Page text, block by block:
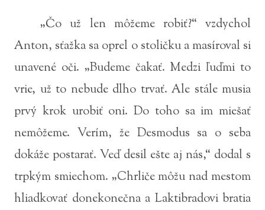
„Čo už len môžeme robiť?“ vzdychol
Anton, sťažka sa oprel o stoličku a masíroval si
unavené oči. „Budeme čakať. Medzi ľuďmi to
vrie, už to nebude dlho trvať. Ale stále musia
prvý krok urobiť oni. Do toho sa im miešať
nemôžeme. Verím, že Desmodus sa o seba
dokáže postarať. Veď desil ešte aj nás,“ dodal s
trpkým smiechom. „Chrliče môžu nad mestom
hliadkovať donekonečna a Laktibradovi bratia